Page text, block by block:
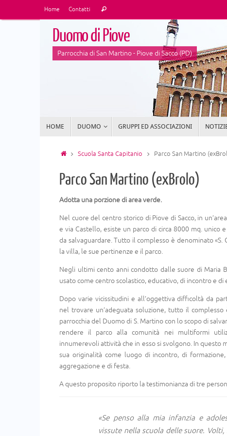
Home Contatti Cerca
Duomo di Piove
Parrocchia di San Martino - Piove di Sacco (PD)
HOME DUOMO GRUPPI ED ASSOCIAZIONI
HomeScuola Santa Capitanio Parco San Martino
Parco San Martino (exBrolo)
Adotta una porzione di area verde.
Nel cuore del centro storico di Piove di Sacco, in
e via Castello, esiste un parco di circa 8000 mq. unico
da salvaguardare. Tutto il complesso è denominato «S.
la villa, le sue pertinenze e il parco.
Negli ultimi cento anni condotto dalle suore di Maria
usato come centro scolastico, educativo, di incontro e di
Dopo varie vicissitudini e all’oggettiva difficoltà da
nel trovare un’adeguata soluzione, tutto il complesso
parrocchia del Duomo di S. Martino con lo scopo di
rendere il parco alla comunità nei multiformi
innumerevoli attività che in esso si svolgono. In questo
sua originalità come luogo di incontro, di
aggregazione e di festa.
A questo proposito riporto la testimonianza di tre
«Se penso alla mia infanzia e
vissute nella scuola delle suore.